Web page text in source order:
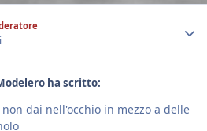
ha scritto:
dai nell'occhio in mezzo a delle